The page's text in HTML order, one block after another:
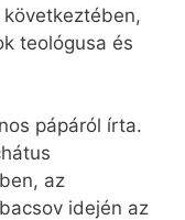
teológusa és
pápáról írta.
az
idején az